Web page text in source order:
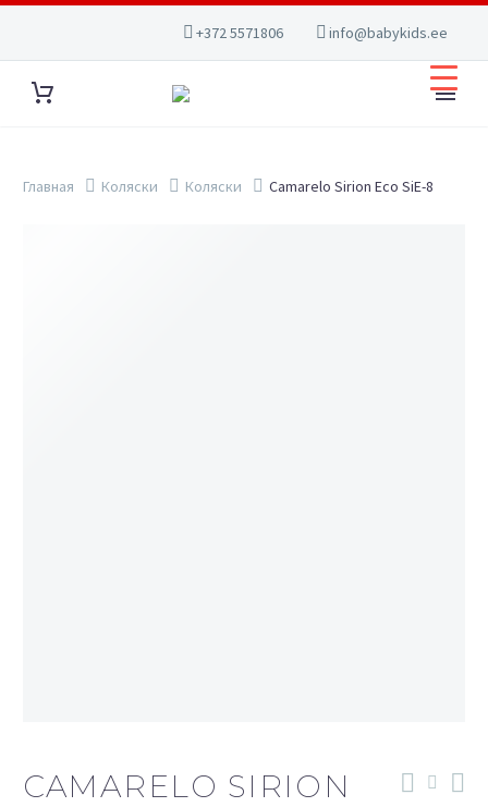
+372 5571806 info@babykids.ee
Главная Коляски Коляски Camarelo Sirion Eco SiE-8
CAMARELO SIRION